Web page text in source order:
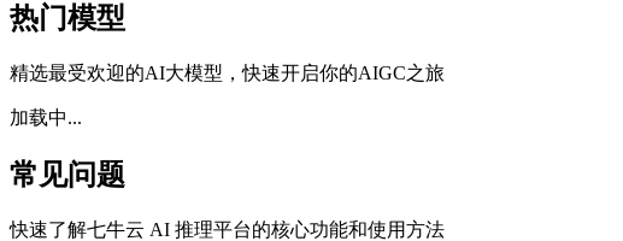
热门模型
精选最受欢迎的AI大模型，快速开启你的AIGC之旅
加载中...
常见问题
快速了解七牛云 AI 推理平台的核心功能和使用方法